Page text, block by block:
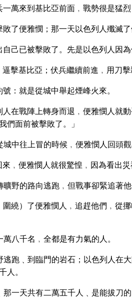
萬來到基比亞前面﹐戰勢很是猛
了便雅憫；那一天以色列人殲滅
己已被擊敗了。先是以色列人因
擊基比亞；伏兵繼續前進﹐用刀擊
：就是從城中舉起煙峰火來。
在戰陣上轉身而退﹐便雅憫人就
們面前被擊敗了。」
中往上冒的時候﹐便雅憫人回頭
﹐便雅憫人就很驚惶﹐因為看出災
野的路向逃跑﹐但戰事卻緊追著
繞）了便雅憫人﹐追趕他們﹐從
八千名﹐全都是有力氣的人。
跑﹑到臨門的岩石；以色列人在
人。
一天共有二萬五千人﹑是能拔刀的